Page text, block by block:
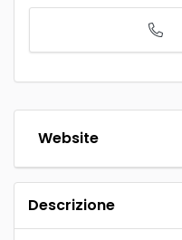
Website
Descrizione